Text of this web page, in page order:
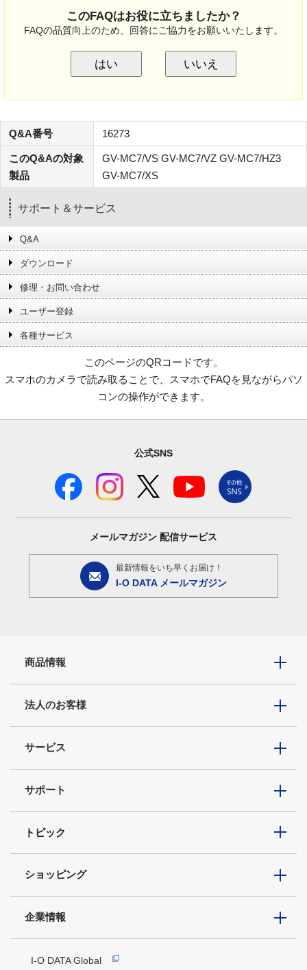
このFAQはお役に立ちましたか？
FAQの品質向上のため、回答にご協力をお願いいたします。
はい いいえ
Q&A番号 16273
このQ&Aの対象
製品
GV-MC7/VS GV-MC7/VZ GV-MC7/HZ3
GV-MC7/XS
サポート＆サービス
Q&A
ダウンロード
修理・お問い合わせ
ユーザー登録
各種サービス
このページのQRコードです。
スマホのカメラで読み取ることで、スマホでFAQを見ながらパソ
コンの操作ができます。
公式SNS
メールマガジン 配信サービス
最新情報をいち早くお届け！
I-O DATA メールマガジン
商品情報
法人のお客様
サービス
サポート
トピック
ショッピング
企業情報
I-O DATA Global